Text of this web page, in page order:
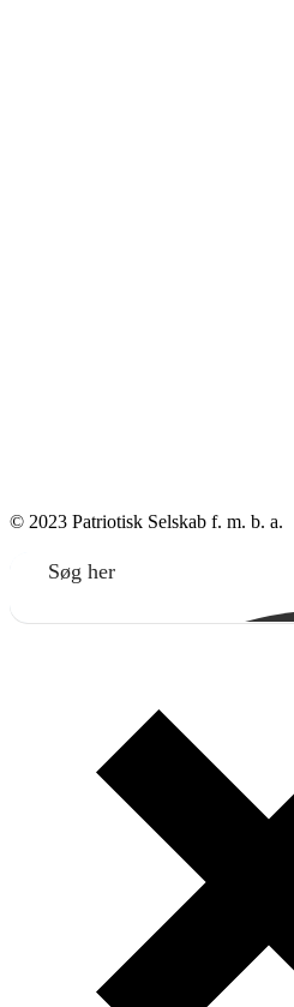
© 2023 Patriotisk Selskab f. m. b. a.